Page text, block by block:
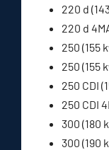
220 d
220 d
250 (155
250 (155
250 CDI
250 CDI
300 (180
300 (190